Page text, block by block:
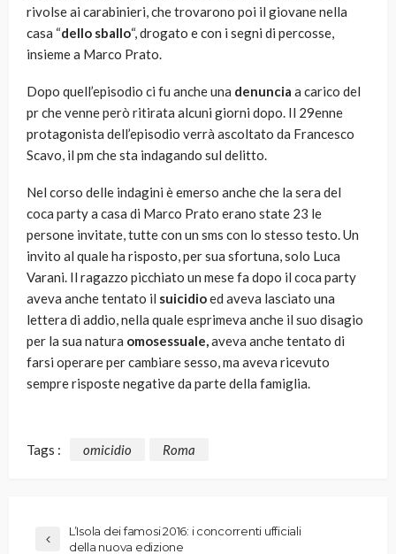
rivolse ai carabinieri, che trovarono poi il giovane nella
casa “dello sballo“, drogato e con i segni di percosse,
insieme a Marco Prato.
Dopo quell’episodio ci fu anche una denuncia a carico del
pr che venne però ritirata alcuni giorni dopo. Il 29enne
protagonista dell’episodio verrà ascoltato da Francesco
Scavo, il pm che sta indagando sul delitto.
Nel corso delle indagini è emerso anche che la sera del
coca party a casa di Marco Prato erano state 23 le
persone invitate, tutte con un sms con lo stesso testo. Un
invito al quale ha risposto, per sua sfortuna, solo Luca
Varani. Il ragazzo picchiato un mese fa dopo il coca party
aveva anche tentato il suicidioed aveva lasciato una
lettera di addio, nella quale esprimeva anche il suo disagio
per la sua natura omosessuale,aveva anche tentato di
farsi operare per cambiare sesso, ma aveva ricevuto
sempre risposte negative da parte della famiglia.
Tags : omicidio Roma
L’Isola dei famosi 2016: i concorrenti ufficiali
della nuova edizione